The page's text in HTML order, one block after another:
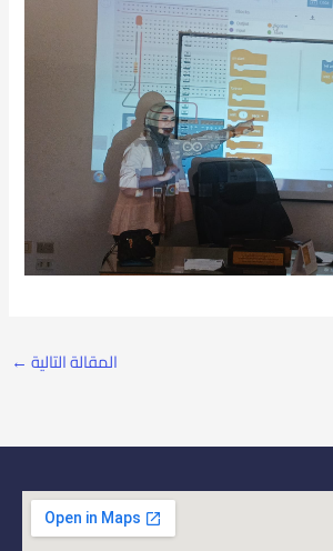
المقالة التالية ←